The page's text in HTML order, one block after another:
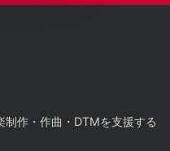
作・作曲・DTMを支援する